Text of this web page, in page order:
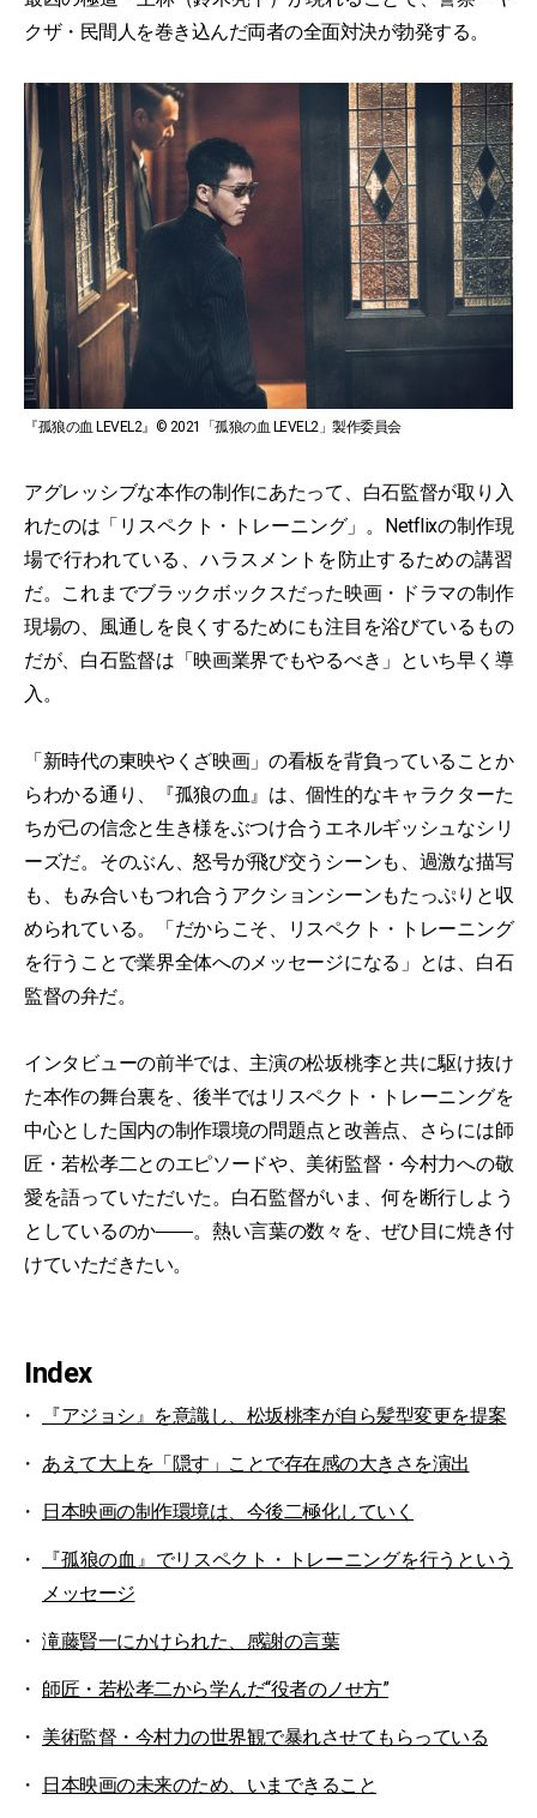
クザ・民間人を巻き込んだ両者の全面対決が勃発する。
『孤狼の血 LEVEL2』© 2021「孤狼の血 LEVEL2」製作委員会
アグレッシブな本作の制作にあたって、白石監督が取り入
れたのは「リスペクト・トレーニング」。Netflixの制作現
場で行われている、ハラスメントを防止するための講習
だ。これまでブラックボックスだった映画・ドラマの制作
現場の、風通しを良くするためにも注目を浴びているもの
だが、白石監督は「映画業界でもやるべき」といち早く導
入。
「新時代の東映やくざ映画」の看板を背負っていることか
らわかる通り、『孤狼の血』は、個性的なキャラクターた
ちが己の信念と生き様をぶつけ合うエネルギッシュなシリ
ーズだ。そのぶん、怒号が飛び交うシーンも、過激な描写
も、もみ合いもつれ合うアクションシーンもたっぷりと収
められている。「だからこそ、リスペクト・トレーニング
を行うことで業界全体へのメッセージになる」とは、白石
監督の弁だ。
インタビューの前半では、主演の松坂桃李と共に駆け抜け
た本作の舞台裏を、後半ではリスペクト・トレーニングを
中心とした国内の制作環境の問題点と改善点、さらには師
匠・若松孝二とのエピソードや、美術監督・今村力への敬
愛を語っていただいた。白石監督がいま、何を断行しよう
としているのか――。熱い言葉の数々を、ぜひ目に焼き付
けていただきたい。
Index
『アジョシ』を意識し、松坂桃李が自ら髪型変更を提案
あえて大上を「隠す」ことで存在感の大きさを演出
日本映画の制作環境は、今後二極化していく
『孤狼の血』でリスペクト・トレーニングを行うという
メッセージ
滝藤賢一にかけられた、感謝の言葉
師匠・若松孝二から学んだ“役者のノせ方”
美術監督・今村力の世界観で暴れさせてもらっている
日本映画の未来のため、いまできること